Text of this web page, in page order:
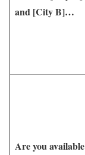
and [City B]…
Are you available